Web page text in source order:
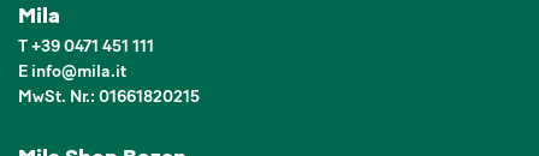
Mila
T+39 0471 451 111
E info@mila.it
MwSt. Nr.: 01661820215